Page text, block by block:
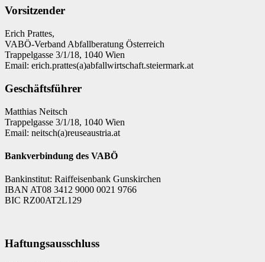
Vorsitzender
Erich Prattes,
VABÖ-Verband Abfallberatung Österreich
Trappelgasse 3/1/18, 1040 Wien
Email: erich.prattes(a)abfallwirtschaft.steiermark.at
Geschäftsführer
Matthias Neitsch
Trappelgasse 3/1/18, 1040 Wien
Email: neitsch(a)reuseaustria.at
Bankverbindung des VABÖ
Bankinstitut: Raiffeisenbank Gunskirchen
IBAN AT08 3412 9000 0021 9766
BIC RZ00AT2L129
Haftungsausschluss